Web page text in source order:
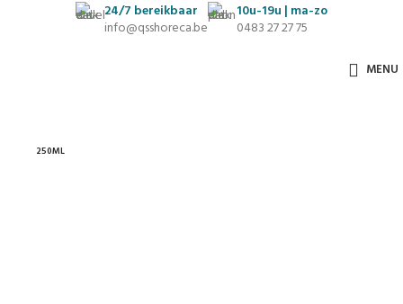
24/7 bereikbaar
info@qsshoreca.be
10u-19u | ma-zo
0483 27 27 75
MENU
250ML